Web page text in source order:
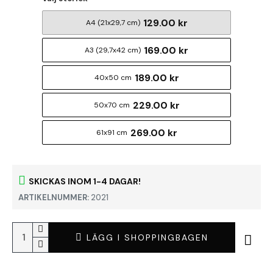
SKICKAS INOM 1-4 DAGAR!
ARTIKELNUMMER: 2021
A4 (21x29,7 cm) 129.00 kr
A3 (29,7x42 cm) 169.00 kr
40x50 cm 189.00 kr
50x70 cm 229.00 kr
61x91 cm 269.00 kr
LÄGG I SHOPPINGBAGEN